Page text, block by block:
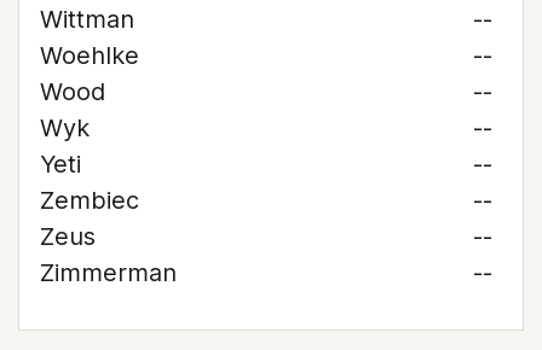
Wittman
--
Woehlke
--
Wood
--
Wyk
--
Yeti
--
Zembiec
--
Zeus
--
Zimmerman
--